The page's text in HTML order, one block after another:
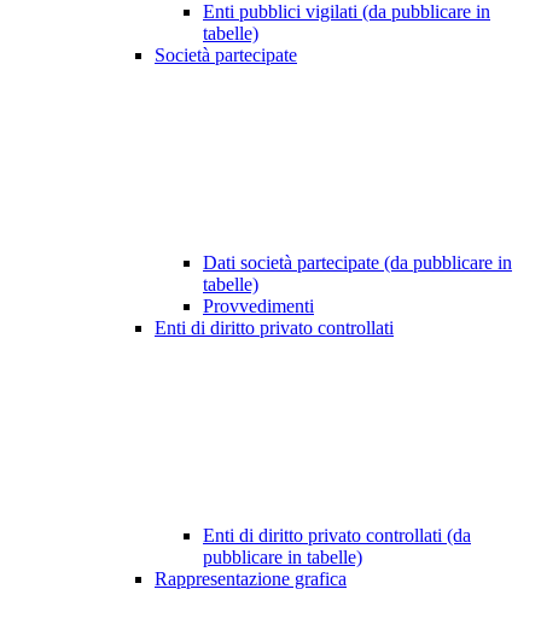
Enti pubblici vigilati (da pubblicare in
tabelle)
Società partecipate
Dati società partecipate (da pubblicare in
tabelle)
Provvedimenti
Enti di diritto privato controllati
Enti di diritto privato controllati (da
pubblicare in tabelle)
Rappresentazione grafica